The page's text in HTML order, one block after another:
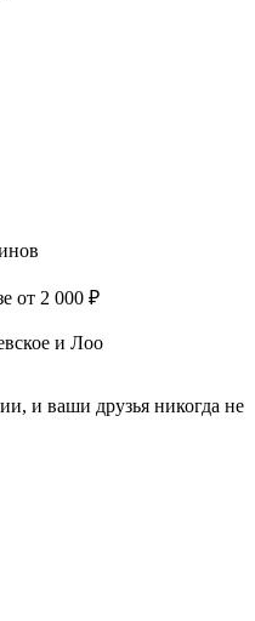
от 2 000 ₽
и Лоо
и ваши друзья никогда не